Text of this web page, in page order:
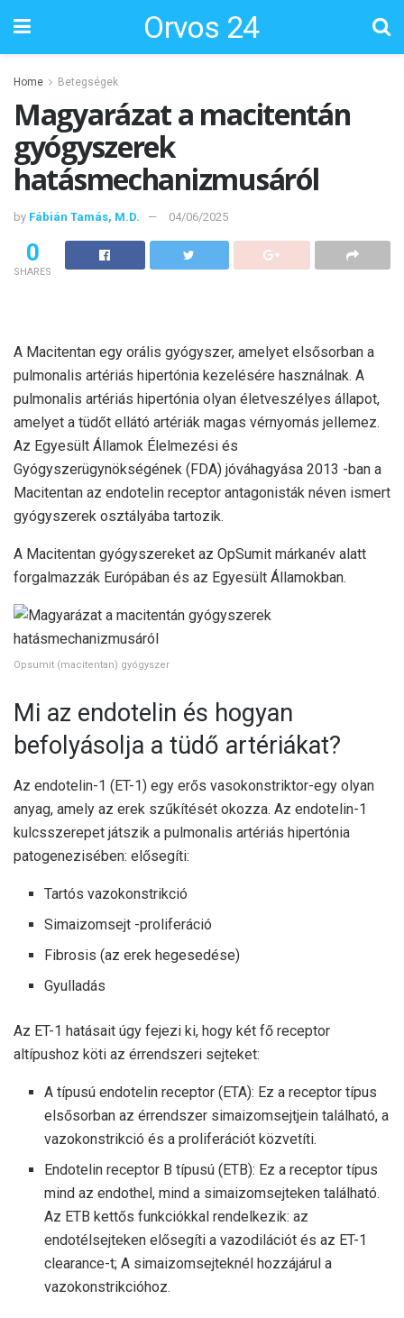
Orvos 24
Home Betegségek
Magyarázat a macitentán
gyógyszerek
hatásmechanizmusáról
by Fábián Tamás, M.D. 04/06/2025
0
SHARES
A Macitentan egy orális gyógyszer, amelyet elsősorban a
pulmonalis artériás hipertónia kezelésére használnak. A
pulmonalis artériás hipertónia olyan életveszélyes állapot,
amelyet a tüdőt ellátó artériák magas vérnyomás jellemez.
Az Egyesült Államok Élelmezési és
Gyógyszerügynökségének (FDA) jóváhagyása 2013 -ban a
Macitentan az endotelin receptor antagonisták néven ismert
gyógyszerek osztályába tartozik.
A Macitentan gyógyszereket az OpSumit márkanév alatt
forgalmazzák Európában és az Egyesült Államokban.
Opsumit (macitentan) gyógyszer
Mi az endotelin és hogyan
befolyásolja a tüdő artériákat?
Az endotelin-1 (ET-1) egy erős vasokonstriktor-egy olyan
anyag, amely az erek szűkítését okozza. Az endotelin-1
kulcsszerepet játszik a pulmonalis artériás hipertónia
patogenezisében: elősegíti:
Tartós vazokonstrikció
Simaizomsejt -proliferáció
Fibrosis (az erek hegesedése)
Gyulladás
Az ET-1 hatásait úgy fejezi ki, hogy két fő receptor
altípushoz köti az érrendszeri sejteket:
A típusú endotelin receptor (ETA): Ez a receptor típus
elsősorban az érrendszer simaizomsejtjein található, a
vazokonstrikció és a proliferációt közvetíti.
Endotelin receptor B típusú (ETB): Ez a receptor típus
mind az endothel, mind a simaizomsejteken található.
Az ETB kettős funkciókkal rendelkezik: az
endotélsejteken elősegíti a vazodilációt és az ET-1
clearance-t; A simaizomsejteknél hozzájárul a
vazokonstrikcióhoz.